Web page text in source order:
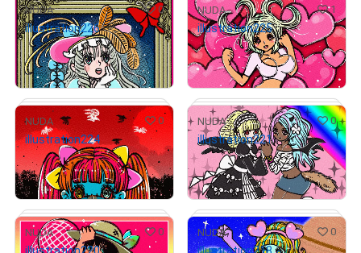
# 3/10 # 3/10
# 4/10
NUDA 0
illustration226
¥926
売出し（初回販売）
# 3/10
NUDA 1
illustration225
¥926
売出し（初回販売）
NUDA 0
illustration224
¥926
売出し（初回販売）
NUDA 0
illustration221
926
売出し（初回販売）
NUDA 0 NUDA 0